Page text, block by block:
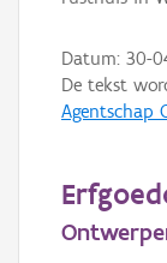
Datum: 30-
De tekst
Agentschap